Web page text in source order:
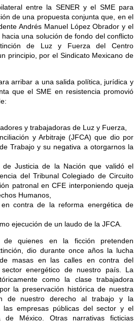
entre la SENER y el SME para
de una propuesta conjunta que, en el
Andrés Manuel López Obrador y el
una solución de fondo del conflicto
de Luz y Fuerza del Centro
principio, por el Sindicato Mexicano de
arribar a una salida política, jurídica y
que el SME en resistencia promovió
y trabajadoras de Luz y Fuerza,
y Arbitraje (JFCA) que dio por
Trabajo y su negativa a otorgarnos la
Justicia de la Nación que validó el
del Tribunal Colegiado de Circuito
patronal en CFE interponiendo queja
Humanos,
contra de la reforma energética de
ejecución de un laudo de la JFCA.
quienes en la ficción pretenden
dio durante once años la lucha
masas en las calles en contra del
energético de nuestro país. La
como la clase trabajadora
la preservación histórica de nuestra
de nuestro derecho al trabajo y la
las empresas públicas del sector y el
México. Otras narrativas ficticias